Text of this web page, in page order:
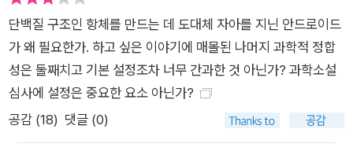
새로운 가능성을 여는 것으로 마무리된 결말도 훌륭했다. SF적
설정을 기본으로 스토리텔링을 풍성하게 하는 여러 요소가 잘 버
무려졌다.- 박상준(서울SF아카이브 대표)
단백질 구조인 항체를 만드는 데 도대체 자아를 지닌 안드로이드
가 왜 필요한가. 하고 싶은 이야기에 매몰된 나머지 과학적 정합
성은 둘째치고 기본 설정조차 너무 간과한 것 아닌가? 과학소설
심사에 설정은 중요한 요소 아닌가?
공감 (18) 댓글 (0)